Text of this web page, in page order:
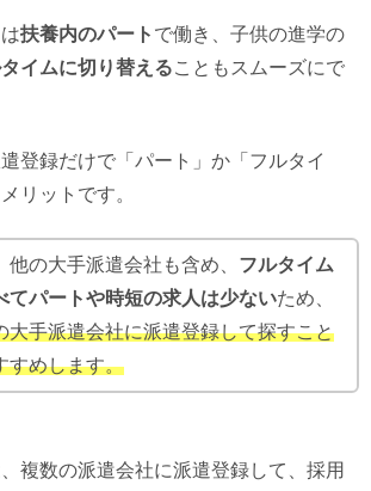
扶養内のパート で働き、子供の進学の
イムに切り替えることもスムーズにで
登録だけで「パート」か「フルタイ
リットです。
他の大手派遣会社も含め、 フルタイム
てパートや時短の求人は少ないため、
大手派遣会社に派遣登録して探すこと
すめします。
複数の派遣会社に派遣登録して、採用